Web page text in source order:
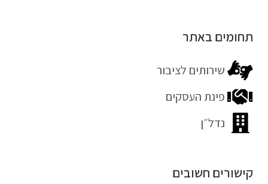
תחומים באתר
שירותים לציבור
פינת העסקים
נדל״ן
קישורים חשובים